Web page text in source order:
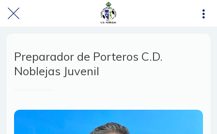
Preparador de Porteros C.D.
Noblejas Juvenil